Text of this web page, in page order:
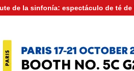
de la sinfonía: espectáculo de té